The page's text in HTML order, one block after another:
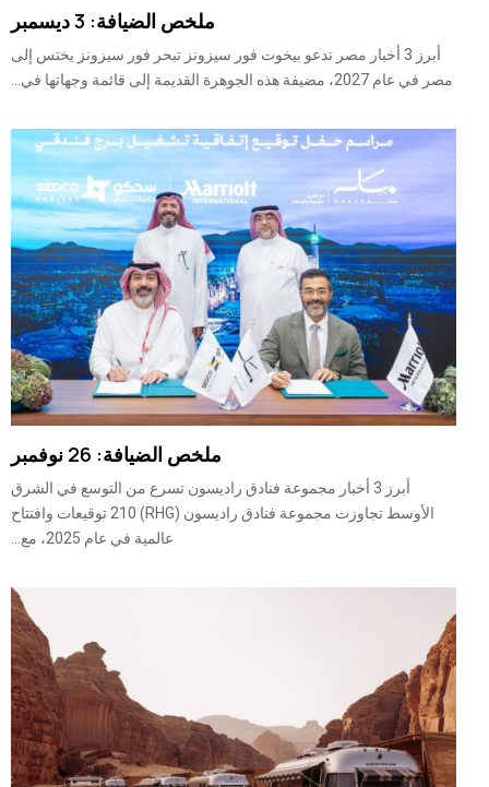
ملخص الضيافة: 3 ديسمبر
أبرز 3 أخبار مصر تدعو بيخوت فور سيزونز تبحر فور سيزونز يختس إلى
مصر في عام 2027، مضيفة هذه الجوهرة القديمة إلى قائمة وجهاتها في...
ملخص الضيافة: 26 نوفمبر
أبرز 3 أخبار مجموعة فنادق راديسون تسرع من التوسع في الشرق
الأوسط تجاوزت مجموعة فنادق راديسون (RHG) 210 توقيعات وافتتاح
عالمية في عام 2025، مع...